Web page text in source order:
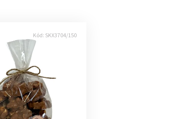
Kód: SKX3704/150